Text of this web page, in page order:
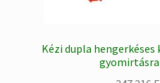
Kézi dupla
gyomirtásra